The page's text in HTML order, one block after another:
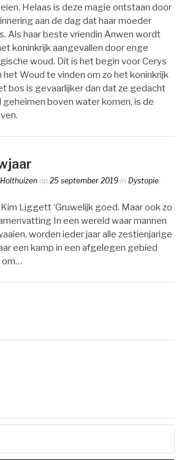
Helaas is deze magie ontstaan door
aan de dag dat haar moeder
Als haar beste vriendin Anwen wordt
koninkrijk aangevallen door enge
woud. Dit is het begin voor Cerys
het Woud te vinden om zo het koninkrijk
bos is gevaarlijker dan dat ze gedacht
geheimen boven water komen, is de
op 25 september 2019 in Dystopie
Liggett ‘Gruwelijk goed. Maar ook zo
In een wereld waar mannen
worden ieder jaar alle zestienjarige
een kamp in een afgelegen gebied
om…